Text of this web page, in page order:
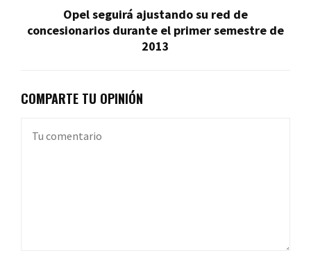
Opel seguirá ajustando su red de
concesionarios durante el primer semestre de
2013
COMPARTE TU OPINIÓN